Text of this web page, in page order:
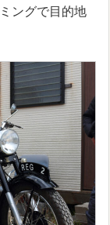
ングで目的地